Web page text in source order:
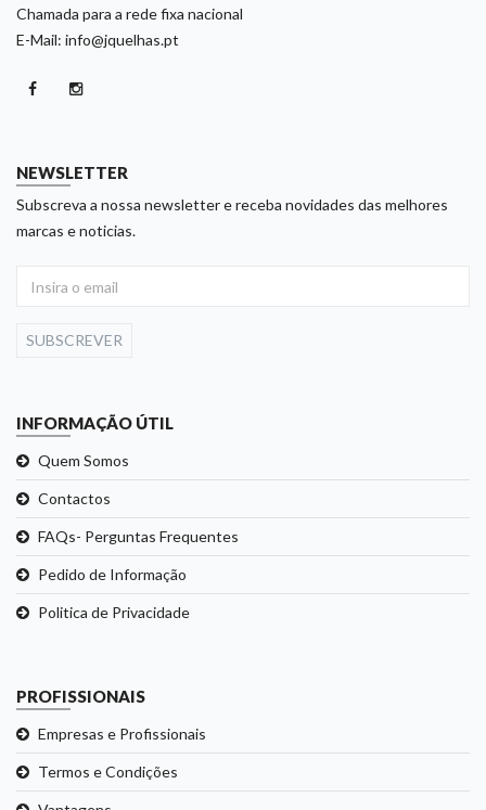
Chamada para a rede fixa nacional
E-Mail: info@jquelhas.pt
NEWSLETTER
Subscreva a nossa newsletter e receba novidades das melhores
marcas e noticias.
SUBSCREVER
INFORMAÇÃO ÚTIL
Quem Somos
Contactos
FAQs- Perguntas Frequentes
Pedido de Informação
Politica de Privacidade
PROFISSIONAIS
Empresas e Profissionais
Termos e Condições